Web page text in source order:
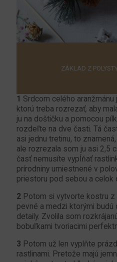
ZÁKLAD Z
1 Srdcom celého
ktorú treba rozrezať, aby
ju na doštičku a pomocou
rozdeľte na dve časti. Tá
asi jednu tretinu, to
ale rozrezala som ju asi 2,5
časť nemusíte vypĺňať
prírodniny umiestnené v
priestoru pod sebou a celok
2 Potom si vytvorte kostru
pevné a medzi ktorými budú
detaily. Zvolila som
bobuľkami tvoriacimi
3 Potom už len vyplňte
rastlinami. Pretože majú